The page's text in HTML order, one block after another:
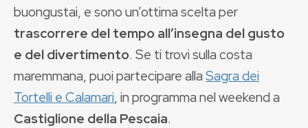
buongustai, e sono un’ottima scelta per
trascorrere del tempo all’insegna del gusto
e del divertimento. Se ti trovi sulla costa
maremmana, puoi partecipare allaSagra dei
Tortelli e Calamari, in programma nel weekend a
Castiglione della Pescaia.